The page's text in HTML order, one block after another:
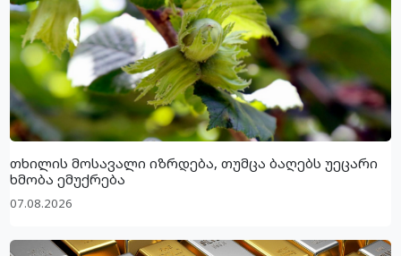
თხილის მოსავალი იზრდება, თუმცა ბაღებს უეცარი
ხმობა ემუქრება
07.08.2026